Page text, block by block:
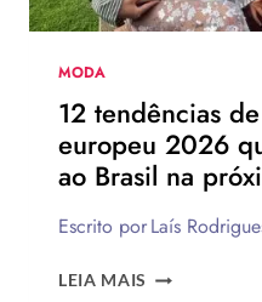
MODA
12 tendências
europeu 2026
ao Brasil na
Escrito porLaís
LEIA MAIS